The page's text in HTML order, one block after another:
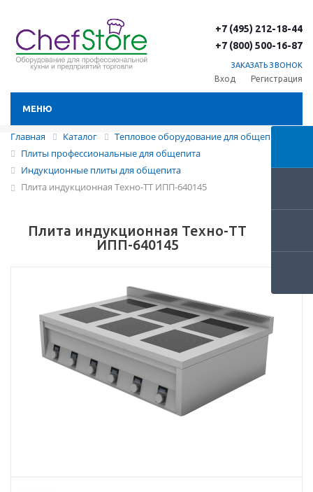
+7 (495) 212-18-44
+7 (800) 500-16-87
ЗАКАЗАТЬ ЗВОНОК
Вход Регистрация
МЕНЮ
Главная Каталог
Тепловое оборудование для общепита
Плиты профессиональные для общепита
Индукционные плиты для общепита
Плита индукционная Техно-ТТ ИПП-640145
Плита индукционная Техно-ТТ
ИПП-640145